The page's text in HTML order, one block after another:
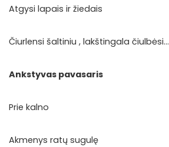
Atgysi lapais ir žiedais
Čiurlensi šaltiniu , lakštingala čiulbėsi…
Ankstyvas pavasaris
Prie kalno
Akmenys ratų sugulę